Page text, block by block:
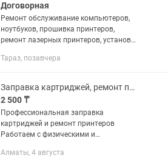
Договорная
Ремонт обслуживание компьютеров,
ноутбуков, прошивка принтеров,
ремонт лазерных принтеров, установка
Тараз, позавчера
Заправка картриджей, ремонт принтеров, с выездом
2 500 ₸
Профессиональная заправка
картриджей и ремонт принтеров
Работаем с физическими и
услуги: ✔ Заправка лазерных
Алматы, 4 августа